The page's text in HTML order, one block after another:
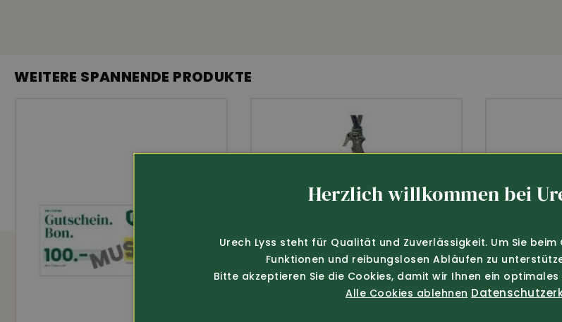
WEITERE SPANNENDE PRODUKTE
Herzlich willkommen bei
Urech Lyss steht für Qualität und Zuverlässigkeit. Um Sie
Funktionen und reibungslosen Abläufen zu
Bitte akzeptieren Sie die Cookies, damit wir Ihnen ein
Alle Cookies ablehnen